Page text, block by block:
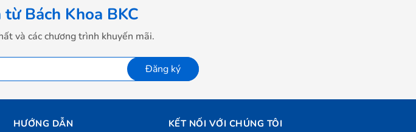
Bách Khoa BKC
và các chương trình khuyến mãi.
Đăng ký
HƯỚNG DẪN KẾT NỐI VỚI CHÚNG TÔI